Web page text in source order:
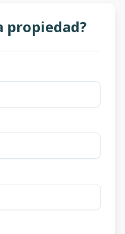
propiedad?